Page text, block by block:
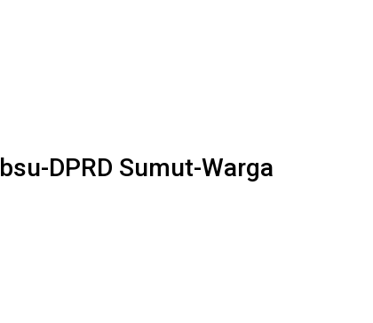
DPRD Sumut-Warga